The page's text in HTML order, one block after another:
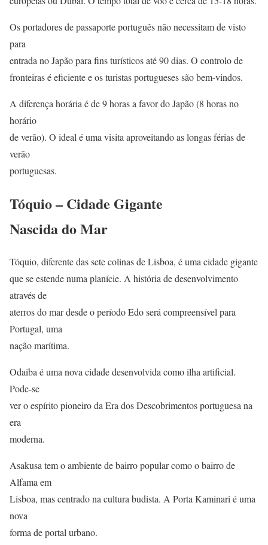
Os portadores de passaporte português não necessitam de visto
para
entrada no Japão para fins turísticos até 90 dias. O controlo de
fronteiras é eficiente e os turistas portugueses são bem-vindos.
A diferença horária é de 9 horas a favor do Japão (8 horas no
horário
de verão). O ideal é uma visita aproveitando as longas férias de
verão
portuguesas.
Tóquio – Cidade Gigante
Nascida do Mar
Tóquio, diferente das sete colinas de Lisboa, é uma cidade gigante
que se estende numa planície. A história de desenvolvimento
através de
aterros do mar desde o período Edo será compreensível para
Portugal, uma
nação marítima.
Odaiba é uma nova cidade desenvolvida como ilha artificial.
Pode-se
ver o espírito pioneiro da Era dos Descobrimentos portuguesa na
era
moderna.
Asakusa tem o ambiente de bairro popular como o bairro de
Alfama em
Lisboa, mas centrado na cultura budista. A Porta Kaminari é uma
nova
forma de portal urbano.